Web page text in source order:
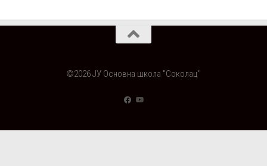
©2026 ЈУ Основна школа "Соколац"